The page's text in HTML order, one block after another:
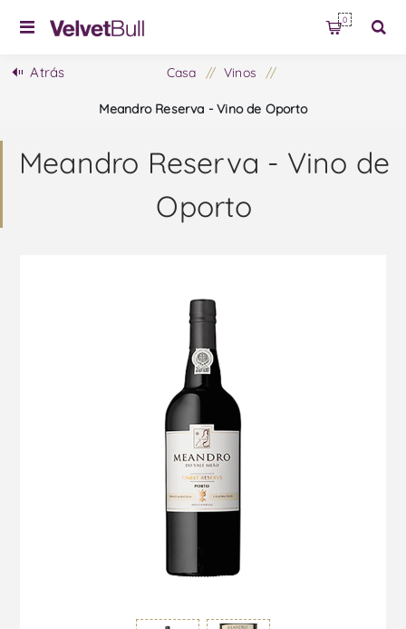
0
Atrás Casa / Vinos /
Meandro Reserva - Vino de Oporto
Meandro Reserva - Vino de
Oporto